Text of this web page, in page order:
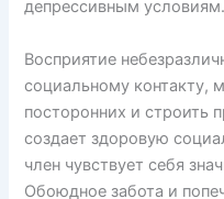
депрессивным условиям.
Восприятие
социальному контакту,
посторонних и строить
создает здоровую
член чувствует себя
Обоюдное забота и